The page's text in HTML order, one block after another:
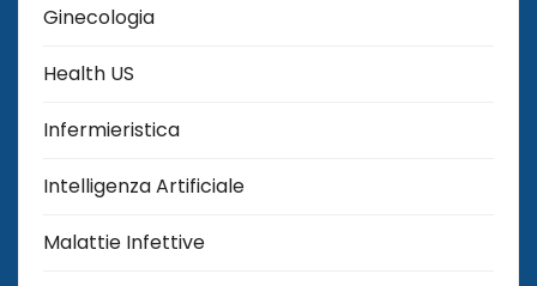
Ginecologia
Health US
Infermieristica
Intelligenza Artificiale
Malattie Infettive